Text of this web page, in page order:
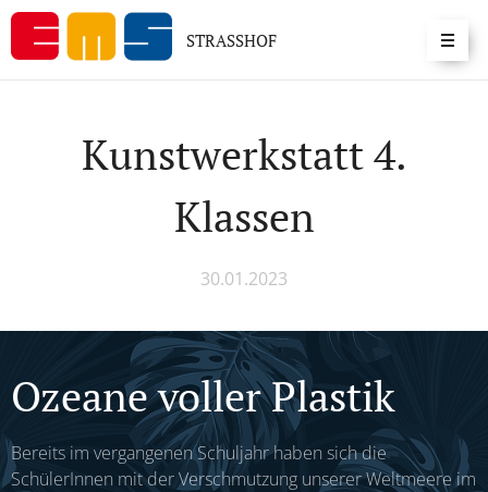
STRASSHOF
Kunstwerkstatt 4.
Klassen
30.01.2023
Ozeane voller Plastik
Bereits im vergangenen Schuljahr haben sich die
SchülerInnen mit der Verschmutzung unserer Weltmeere im